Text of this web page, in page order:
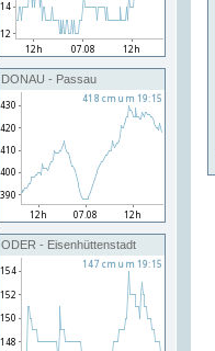
DONAU - Passau
ODER - Eisenhüttenstadt